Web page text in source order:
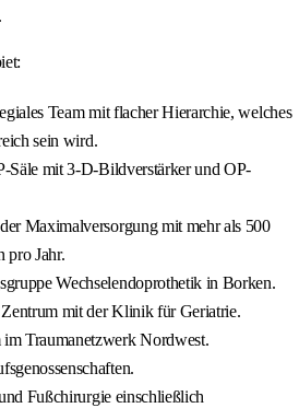
Team mit flacher Hierarchie, welches
sein wird.
Säle mit 3-D-Bildverstärker und OP-
Maximalversorgung mit mehr als 500
pro Jahr.
Wechselendoprothetik in Borken.
mit der Klinik für Geriatrie.
Traumanetzwerk Nordwest.
Fußchirurgie einschließlich